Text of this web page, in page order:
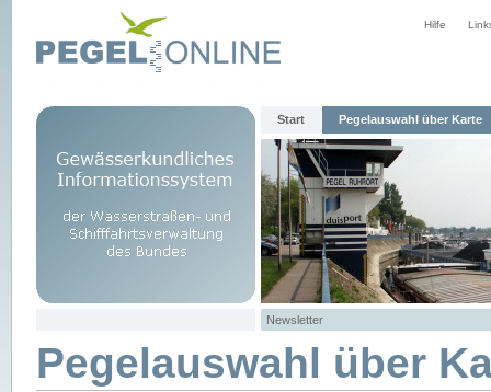
Hilfe
Start Pegelauswahl über Karte
Newsletter
Pegelauswahl über